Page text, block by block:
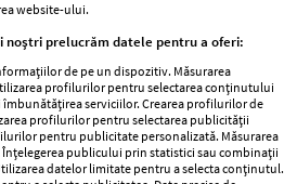
femei
Viva
Avantaje
Retete practice
website-ului.
noștri prelucrăm datele pentru a oferi:
de pe un dispozitiv. Măsurarea
profilurilor pentru selectarea conținutului
îmbunătățirea serviciilor. Crearea profilurilor de
profilurilor pentru selectarea publicității
pentru publicitate personalizată. Măsurarea
publicului prin statistici sau combinații
datelor limitate pentru a selecta conținutul.